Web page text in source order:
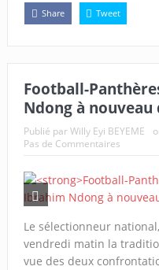
Share Tweet
Football-
Ndong à
Publié parWilly Eyi BEYEME
Pas de Commentaires
Le sélectionneur
vendredi matin la
vue des deux